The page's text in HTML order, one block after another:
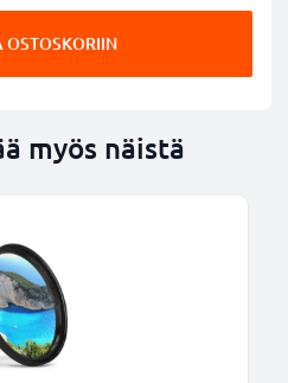
OSTOSKORIIN
myös näistä